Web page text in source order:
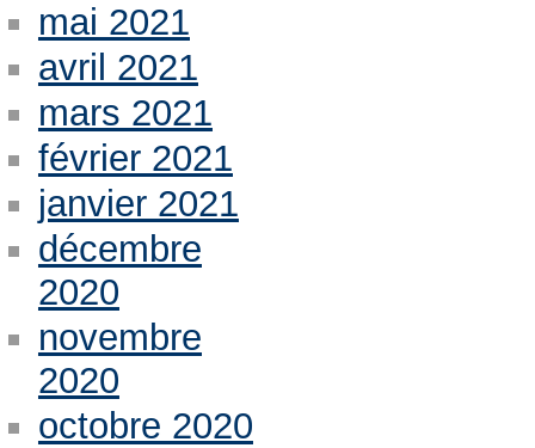
mai 2021
avril 2021
mars 2021
février 2021
janvier 2021
décembre
2020
novembre
2020
octobre 2020